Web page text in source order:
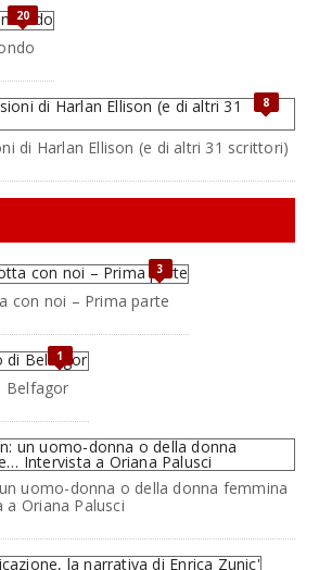
20
8
di Harlan Ellison (e di altri 31 scrittori)
3
con noi – Prima parte
1
Belfagor
uomo-donna o della donna femmina
Oriana Palusci